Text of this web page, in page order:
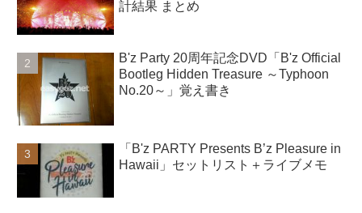
計結果 まとめ
B'z Party 20周年記念DVD「B'z Official
Bootleg Hidden Treasure ～Typhoon
No.20～」覚え書き
「B'z PARTY Presents B’z Pleasure in
Hawaii」セットリスト＋ライブメモ